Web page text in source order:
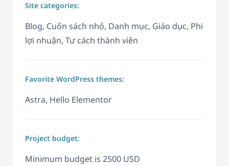
Site categories:
Blog, Cuốn sách nhỏ, Danh mục, Giáo dục, Phi
lợi nhuận, Tư cách thành viên
Favorite WordPress themes:
Astra, Hello Elementor
Project budget:
Minimum budget is 2500 USD